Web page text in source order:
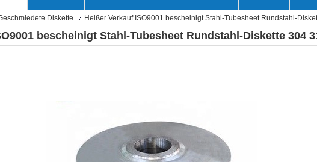
Diskette Heißer Verkauf ISO9001 bescheinigt Stahl-Tubesheet Rundstahl-
bescheinigt Stahl-Tubesheet Rundstahl-Diskette 304